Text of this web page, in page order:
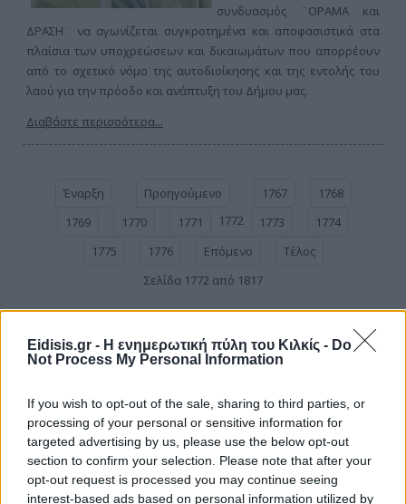
Eidisis.gr - Η ενημερωτική πύλη του Κιλκίς - Do
Not Process My Personal Information
If you wish to opt-out of the sale, sharing to third parties, or
processing of your personal or sensitive information for
targeted advertising by us, please use the below opt-out
section to confirm your selection. Please note that after your
opt-out request is processed you may continue seeing
interest-based ads based on personal information utilized by
συνδυασμός ¨ΟΡΑΜΑ και
ΔΡΑΣΗ¨ να αγωνίζεται συγκροτημένα και αποφασιστικά στα
πλαίσια των υποχρεώσεων και δικαιωμάτων που απορρέουν
από το σχετικό νόμο της αυτοδιοίκησης και της εντολής του
λαού για την πρόοδο και ανάπτυξη του Δήμου μας.
Διαβάστε περισσότερα...
Έναρξη Προηγούμενο 1767
1768
1769
1770 1771 1772 1773
1774
1775
1776 Επόμενο
Τέλος
Σελίδα 1772 από 1817